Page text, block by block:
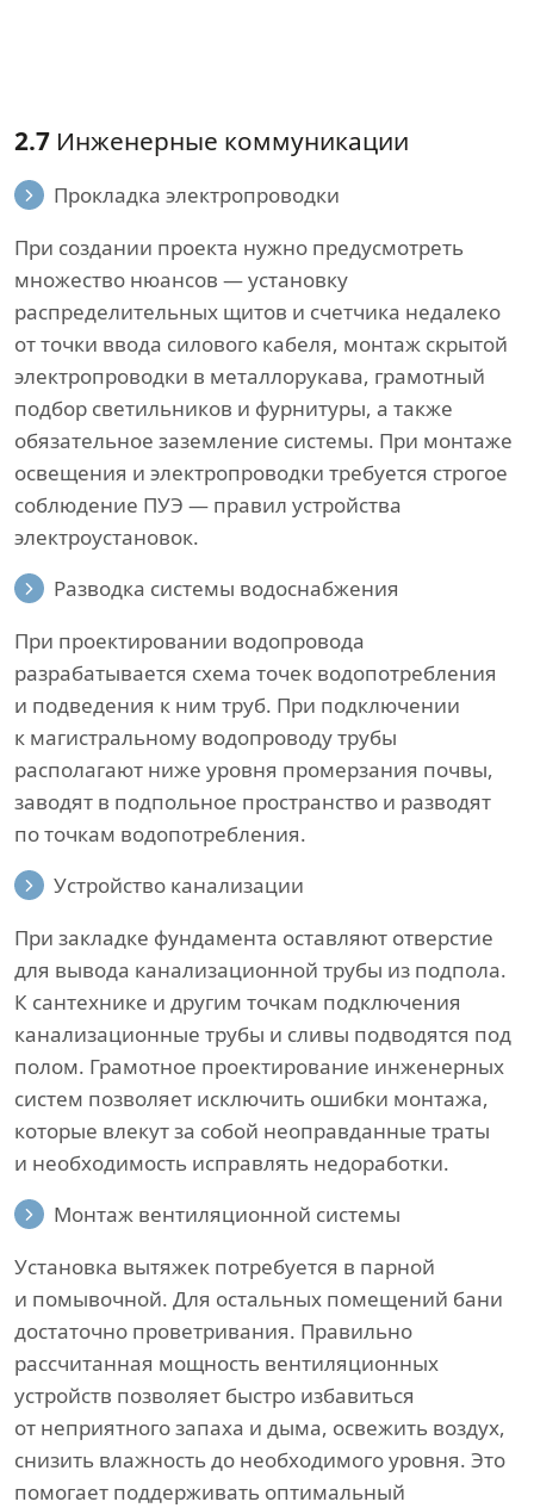
2.7 Инженерные коммуникации
Прокладка электропроводки
При создании проекта нужно предусмотреть
множество нюансов — установку
распределительных щитов и счетчика недалеко
от точки ввода силового кабеля, монтаж скрытой
электропроводки в металлорукава, грамотный
подбор светильников и фурнитуры, а также
обязательное заземление системы. При монтаже
освещения и электропроводки требуется строгое
соблюдение ПУЭ — правил устройства
электроустановок.
Разводка системы водоснабжения
При проектировании водопровода
разрабатывается схема точек водопотребления
и подведения к ним труб. При подключении
к магистральному водопроводу трубы
располагают ниже уровня промерзания почвы,
заводят в подпольное пространство и разводят
по точкам водопотребления.
Устройство канализации
При закладке фундамента оставляют отверстие
для вывода канализационной трубы из подпола.
К сантехнике и другим точкам подключения
канализационные трубы и сливы подводятся под
полом. Грамотное проектирование инженерных
систем позволяет исключить ошибки монтажа,
которые влекут за собой неоправданные траты
и необходимость исправлять недоработки.
Монтаж вентиляционной системы
Установка вытяжек потребуется в парной
и помывочной. Для остальных помещений бани
достаточно проветривания. Правильно
рассчитанная мощность вентиляционных
устройств позволяет быстро избавиться
от неприятного запаха и дыма, освежить воздух,
снизить влажность до необходимого уровня. Это
помогает поддерживать оптимальный